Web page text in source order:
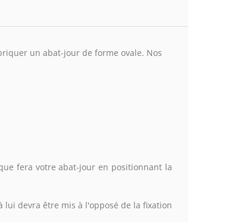
un abat-jour de forme ovale. Nos
fera votre abat-jour en positionnant la
devra être mis à l'opposé de la fixation